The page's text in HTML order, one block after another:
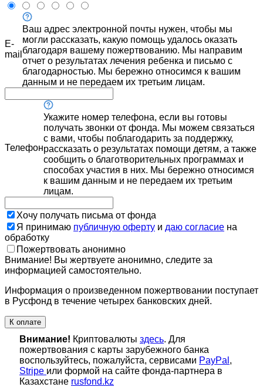
E-
mail
Ваш адрес электронной почты нужен, чтобы мы
могли рассказать, какую помощь удалось оказать
благодаря вашему пожертвованию. Мы направим
отчет о результатах лечения ребенка и письмо с
благодарностью. Мы бережно относимся к вашим
данным и не передаем их третьим лицам.
Телефон
Укажите номер телефона, если вы готовы
получать звонки от фонда. Мы можем связаться
с вами, чтобы поблагодарить за поддержку,
рассказать о результатах помощи детям, а также
сообщить о благотворительных программах и
способах участия в них. Мы бережно относимся
к вашим данным и не передаем их третьим
лицам.
Хочу получать письма от фонда
Я принимаю публичную оферту и даю согласие на
обработку
Пожертвовать анонимно
Внимание! Вы жертвуете анонимно, следите за
информацией самостоятельно.
Информация о произведенном пожертвовании поступает
в Русфонд в течение четырех банковских дней.
К оплате
Внимание! Криптовалюты здесь. Для
пожертвования с карты зарубежного банка
воспользуйтесь, пожалуйста, сервисами PayPal ,
Stripe или формой на сайте фонда-партнера в
Казахстане rusfond.kz